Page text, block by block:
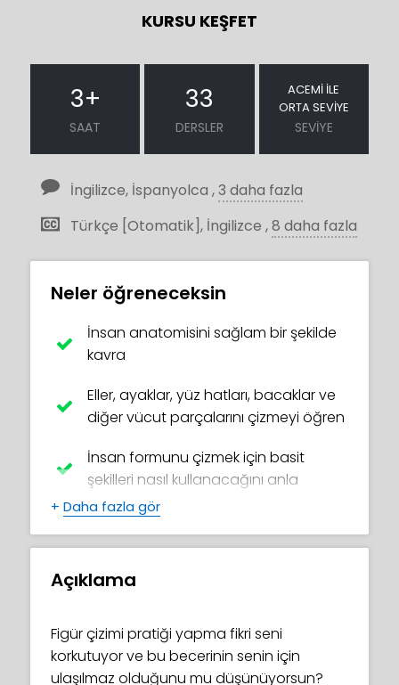
KURSU KEŞFET
3+
SAAT
33
DERSLER
ACEMI ILE
ORTA SEVIYE
SEVIYE
İngilizce, İspanyolca ,3 daha fazla
Türkçe [Otomatik], İngilizce ,8 daha fazla
Neler öğreneceksin
İnsan anatomisini sağlam bir şekilde
kavra
Eller, ayaklar, yüz hatları, bacaklar ve
diğer vücut parçalarını çizmeyi öğren
İnsan formunu çizmek için basit
şekilleri nasıl kullanacağını anla
Gerçekçi vücutlar oluşturmak için
Kendi harika pozlarını yarat
yaygın başlangıç hatalarından kaçın
+ Daha fazla gör
Açıklama
Figür çizimi pratiği yapma fikri seni
korkutuyor ve bu becerinin senin için
ulaşılmaz olduğunu mu düşünüyorsun?